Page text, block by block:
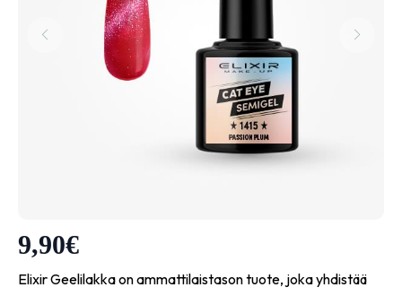
9,90€
Elixir Geelilakka on ammattilaistason tuote, joka yhdistää